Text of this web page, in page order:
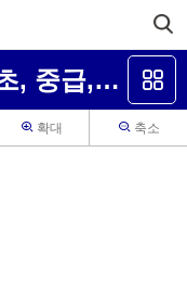
6월 업데이트)
확대 축소